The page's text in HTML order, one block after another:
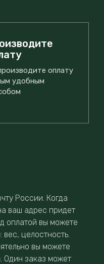
оплату
удобным
России. Когда
ваш адрес придет
оплатой вы можете
вес, целостность.
вы можете
Один заказ может